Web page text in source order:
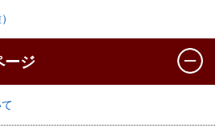
ージ